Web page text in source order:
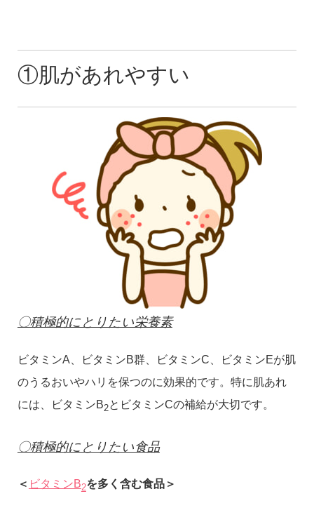
①肌があれやすい
〇積極的にとりたい栄養素
ビタミンA、ビタミンB群、ビタミンC、ビタミンEが肌
のうるおいやハリを保つのに効果的です。特に肌あれ
には、ビタミンB2とビタミンCの補給が大切です。
〇積極的にとりたい食品
＜ ビタミンB2を多く含む食品＞